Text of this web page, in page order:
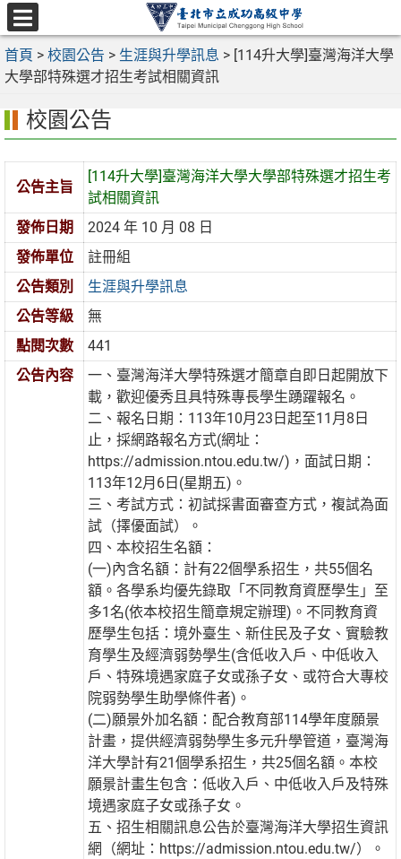
跳
至
主
要
區
選
單
首頁 > 校園公告 > 生涯與升學訊息 > [114升大學]臺灣海洋大學
大學部特殊選才招生考試相關資訊
校園公告
公告主旨
[114升大學]臺灣海洋大學大學部特殊選才招生考
試相關資訊
發佈日期
2024 年 10 月 08 日
發佈單位
註冊組
公告類別
生涯與升學訊息
公告等級
無
點閱次數
441
公告內容
一、臺灣海洋大學特殊選才簡章自即日起開放下
載，歡迎優秀且具特殊專長學生踴躍報名。
二、報名日期：113年10月23日起至11月8日
止，採網路報名方式(網址：
https://admission.ntou.edu.tw/)，面試日期：
113年12月6日(星期五)。
三、考試方式：初試採書面審查方式，複試為面
試（擇優面試）。
四、本校招生名額：
(一)內含名額：計有22個學系招生，共55個名
額。各學系均優先錄取「不同教育資歷學生」至
多1名(依本校招生簡章規定辦理)。不同教育資
歷學生包括：境外臺生、新住民及子女、實驗教
育學生及經濟弱勢學生(含低收入戶、中低收入
戶、特殊境遇家庭子女或孫子女、或符合大專校
院弱勢學生助學條件者)。
(二)願景外加名額：配合教育部114學年度願景
計畫，提供經濟弱勢學生多元升學管道，臺灣海
洋大學計有21個學系招生，共25個名額。本校
願景計畫生包含：低收入戶、中低收入戶及特殊
境遇家庭子女或孫子女。
五、招生相關訊息公告於臺灣海洋大學招生資訊
網（網址：https://admission.ntou.edu.tw/）。